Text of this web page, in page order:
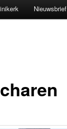
Nieuwsbrief